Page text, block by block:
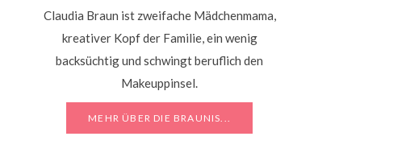
Claudia Braun ist zweifache Mädchenmama,
kreativer Kopf der Familie, ein wenig
backsüchtig und schwingt beruflich den
Makeuppinsel.
MEHR ÜBER DIE BRAUNIS...